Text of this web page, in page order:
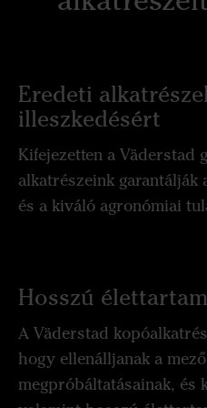
Eredeti
illeszkedésért
Kifejezetten a Väderstad
alkatrészeink garantálják
és a kiváló agronómiai
Hosszú
A Väderstad
hogy ellenálljanak a
megpróbáltatásainak, és